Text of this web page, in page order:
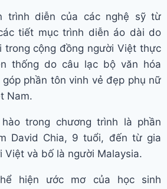
trình diễn của các nghệ sỹ từ
tiết mục trình diễn áo dài do
trong cộng đồng người Việt thực
thống do câu lạc bộ văn hóa
phần tôn vinh vẻ đẹp phụ nữ
Nam.
trong chương trình là phần
David Chia, 9 tuổi, đến từ gia
Việt và bố là người Malaysia.
hiện ước mơ của học sinh